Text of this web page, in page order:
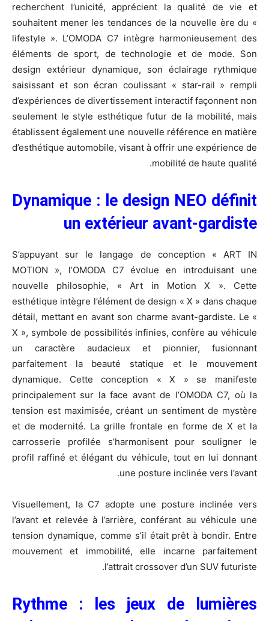
recherchent l’unicité, apprécient la qualité de vie et
souhaitent mener les tendances de la nouvelle ère du «
lifestyle ». L’OMODA C7 intègre harmonieusement des
éléments de sport, de technologie et de mode. Son
design extérieur dynamique, son éclairage rythmique
saisissant et son écran coulissant « star-rail » rempli
d’expériences de divertissement interactif façonnent non
seulement le style esthétique futur de la mobilité, mais
établissent également une nouvelle référence en matière
d’esthétique automobile, visant à offrir une expérience de
mobilité de haute qualité.
Dynamique : le design NEO définit
un extérieur avant-gardiste
S’appuyant sur le langage de conception « ART IN
MOTION », l’OMODA C7 évolue en introduisant une
nouvelle philosophie, « Art in Motion X ». Cette
esthétique intègre l’élément de design « X » dans chaque
détail, mettant en avant son charme avant-gardiste. Le «
X », symbole de possibilités infinies, confère au véhicule
un caractère audacieux et pionnier, fusionnant
parfaitement la beauté statique et le mouvement
dynamique. Cette conception « X » se manifeste
principalement sur la face avant de l’OMODA C7, où la
tension est maximisée, créant un sentiment de mystère
et de modernité. La grille frontale en forme de X et la
carrosserie profilée s’harmonisent pour souligner le
profil raffiné et élégant du véhicule, tout en lui donnant
une posture inclinée vers l’avant.
Visuellement, la C7 adopte une posture inclinée vers
l’avant et relevée à l’arrière, conférant au véhicule une
tension dynamique, comme s’il était prêt à bondir. Entre
mouvement et immobilité, elle incarne parfaitement
l’attrait crossover d’un SUV futuriste.
Rythme : les jeux de lumières